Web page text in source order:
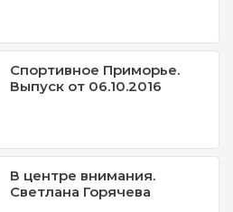
Спортивное Приморье.
Выпуск от 06.10.2016
В центре внимания.
Светлана Горячева